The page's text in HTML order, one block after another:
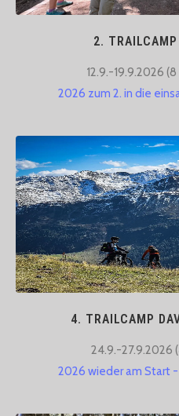
2.
12.9.-19.9.2026
2026 zum 2. in die
4. TRAILCAMP
24.9.-27.9.2026
2026 wieder am Start